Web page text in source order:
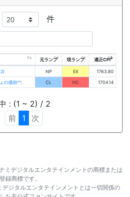
件
元ランプ 現ランプ 適正CPI
NP EX
1763.80
の億劫^^;
CL HC 1704.14
: (1 ~ 2) / 2
前
1 次
ミデジタルエンタテインメントの商標または
登録商標です。
ジタルエンタテインメントとは一切関係の